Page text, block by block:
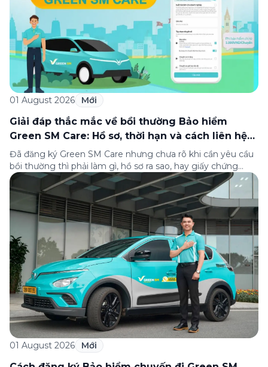
01 August 2026 Mới
Giải đáp thắc mắc về bồi thường Bảo hiểm
Green SM Care: Hồ sơ, thời hạn và cách liên hệ
hỗ trợ
Đã đăng ký Green SM Care nhưng chưa rõ khi cần yêu cầu
bồi thường thì phải làm gì, hồ sơ ra sao, hay giấy chứng
nhận bảo hiểm tìm ở đâu? Bài viết này tổng hợp đầy đủ các
câu hỏi thường gặp nhất về quy trình bồi thường và hỗ trợ
của Green […]
01 August 2026 Mới